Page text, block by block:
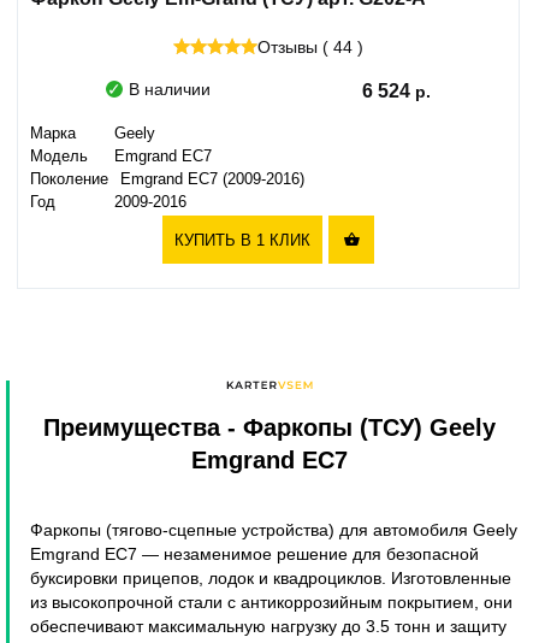
Отзывы ( 44 )
В наличии 6 524
Марка
Geely
Модель
Emgrand EC7
Поколение
Emgrand EC7 (2009-2016)
Год
2009-2016
КУПИТЬ В 1 КЛИК 
Преимущества- Фаркопы (ТСУ) Geely
Emgrand EC7
Фаркопы (тягово-сцепные устройства) для автомобиля Geely
Emgrand EC7 — незаменимое решение для безопасной
буксировки прицепов, лодок и квадроциклов. Изготовленные
из высокопрочной стали с антикоррозийным покрытием, они
обеспечивают максимальную нагрузку до 3.5 тонн и защиту